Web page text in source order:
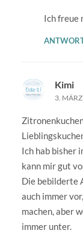
Ich freue
Kimi
3.
Ich hab bisher
kann mir gut
Die bebilderte
auch immer
machen, aber
immer unter.